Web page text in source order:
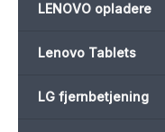
LENOVO opladere
Lenovo Tablets
LG fjernbetjening